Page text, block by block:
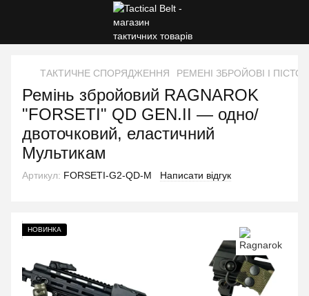
ТАКТИЧНЕ СПОРЯДЖЕННЯ РЕМЕНІ ЗБРОЙОВІ І
Ремінь збройовий RAGNAROK
"FORSETI" QD GEN.II — одно/
двоточковий, еластичний
Мультикам
Артикул: FORSETI-G2-QD-M Написати відгук
НОВИНКА